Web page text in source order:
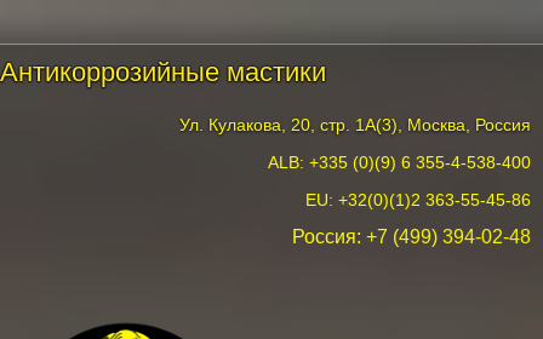
Антикоррозийные мастики
Ул. Кулакова, 20, стр. 1А(3), Москва, Россия
ALB: +335 (0)(9) 6 355-4-538-400
EU: +32(0)(1)2 363-55-45-86
Россия: +7 (499) 394-02-48